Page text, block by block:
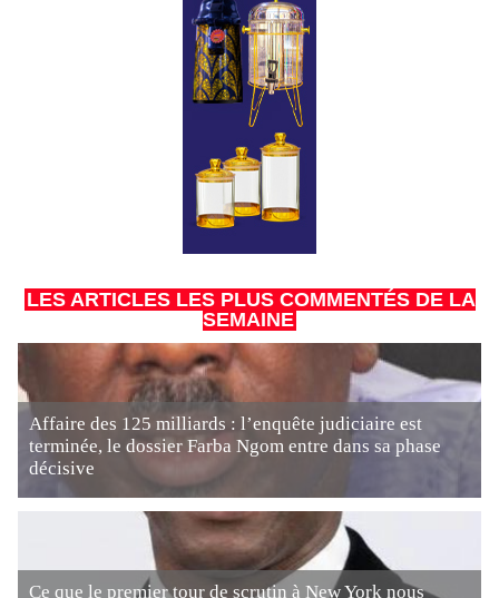
LES ARTICLES LES PLUS COMMENTÉS DE LA
SEMAINE
Affaire des 125 milliards : l’enquête judiciaire est
terminée, le dossier Farba Ngom entre dans sa phase
décisive
Ce que le premier tour de scrutin à New York nous